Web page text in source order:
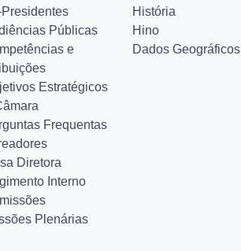
Presidentes
Públicas
e
Estratégicos
Frequentas
Diretora
Interno
Plenárias
História
Hino
Dados Geográficos